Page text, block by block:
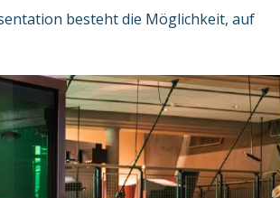
besteht die Möglichkeit, auf